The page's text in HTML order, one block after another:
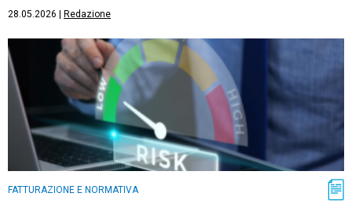
28.05.2026 Redazione
FATTURAZIONE E NORMATIVA